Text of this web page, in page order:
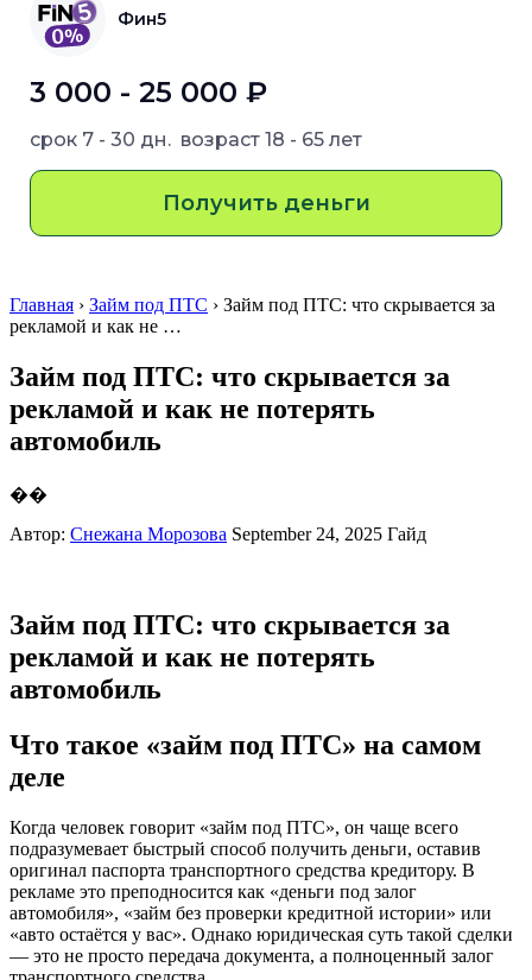
Фин5
3 000 - 25 000 ₽
срок 7 - 30 дн. возраст 18 - 65 лет
Получить деньги
Главная › Займ под ПТС › Займ под ПТС: что скрывается за
рекламой и как не …
Займ под ПТС: что скрывается за
рекламой и как не потерять
автомобиль
��
Автор: Снежана Морозова September 24, 2025 Гайд
Займ под ПТС: что скрывается за
рекламой и как не потерять
автомобиль
Что такое «займ под ПТС» на самом
деле
Когда человек говорит «займ под ПТС», он чаще всего
подразумевает быстрый способ получить деньги, оставив
оригинал паспорта транспортного средства кредитору. В
рекламе это преподносится как «деньги под залог
автомобиля», «займ без проверки кредитной истории» или
«авто остаётся у вас». Однако юридическая суть такой сделки
— это не просто передача документа, а полноценный залог